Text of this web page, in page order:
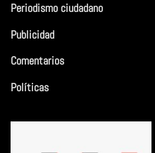
Periodismo ciudadano
Publicidad
Comentarios
Políticas